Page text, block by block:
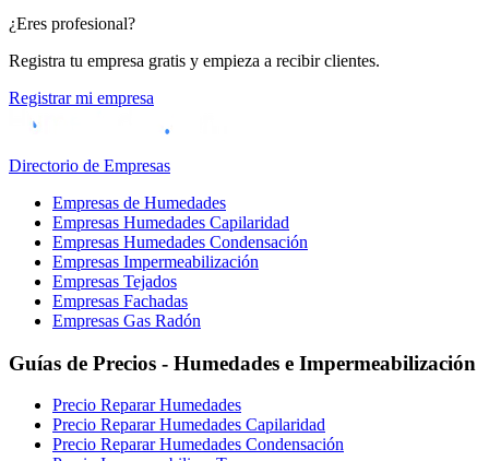
¿Eres profesional?
Registra tu empresa gratis y empieza a recibir clientes.
Registrar mi empresa
Directorio de Empresas
Empresas de Humedades
Empresas Humedades Capilaridad
Empresas Humedades Condensación
Empresas Impermeabilización
Empresas Tejados
Empresas Fachadas
Empresas Gas Radón
Guías de Precios - Humedades e Impermeabilización
Precio Reparar Humedades
Precio Reparar Humedades Capilaridad
Precio Reparar Humedades Condensación